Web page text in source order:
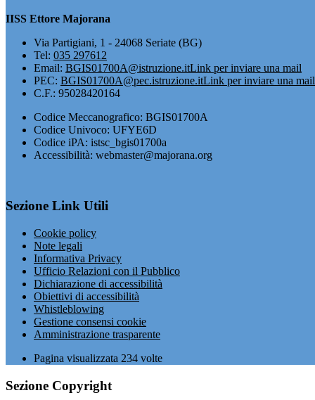
IISS Ettore Majorana
Via Partigiani, 1 - 24068 Seriate (BG)
Tel: 035 297612
Email: BGIS01700A@istruzione.itLink per inviare una mail
PEC: BGIS01700A@pec.istruzione.itLink per inviare una mail
C.F.: 95028420164
Codice Meccanografico: BGIS01700A
Codice Univoco: UFYE6D
Codice iPA: istsc_bgis01700a
Accessibilità: webmaster@majorana.org
Sezione Link Utili
Cookie policy
Note legali
Informativa Privacy
Ufficio Relazioni con il Pubblico
Dichiarazione di accessibilità
Obiettivi di accessibilità
Whistleblowing
Gestione consensi cookie
Amministrazione trasparente
Pagina visualizzata 234 volte
Sezione Copyright